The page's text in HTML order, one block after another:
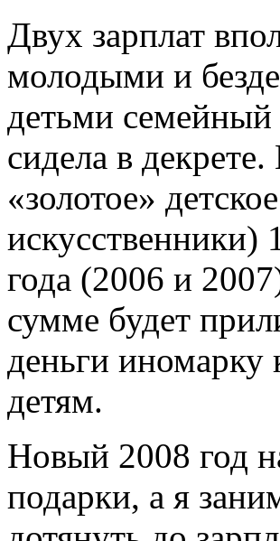
Двух зарплат
молодыми и
детьми
сидела в
«золотое»
искусственники)
года (2006 и
сумме будет
деньги
детям.
Новый 2008 год
подарки, а я